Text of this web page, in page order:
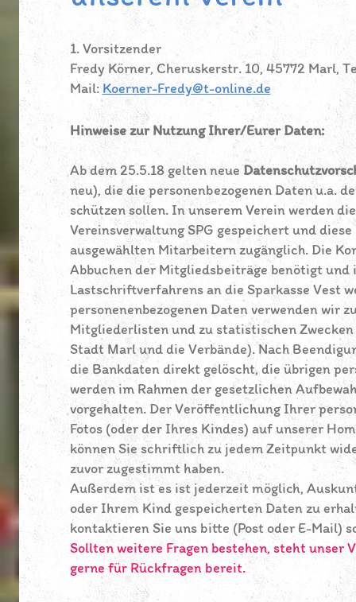
1. Vorsitzender
Fredy Körner, Cheruskerstr. 10, 45772 Marl,
Mail: Koerner-Fredy@t-online.de
Hinweise zur Nutzung Ihrer/Eurer Daten:
Ab dem 25.5.18 gelten neue
neu), die die personenbezogenen Daten u.a.
schützen sollen. In unserem Verein werden
Vereinsverwaltung SPG gespeichert und
ausgewählten Mitarbeitern zugänglich. Die
Abbuchen der Mitgliedsbeiträge benötigt und
Lastschriftverfahrens an die Sparkasse Vest
personenenbezogenen Daten verwenden wir
Mitgliederlisten und zu statistischen
Stadt Marl und die Verbände). Nach
die Bankdaten direkt gelöscht, die übrigen
werden im Rahmen der gesetzlichen
vorgehalten. Der Veröffentlichung Ihrer
Fotos (oder der Ihres Kindes) auf unserer
können Sie schriftlich zu jedem Zeitpunkt
zuvor zugestimmt haben.
Außerdem ist es ist jederzeit möglich,
oder Ihrem Kind gespeicherten Daten zu
kontaktieren Sie uns bitte (Post oder E-Mail)
Sollten weitere Fragen bestehen, steht unser
gerne für Rückfragen bereit.